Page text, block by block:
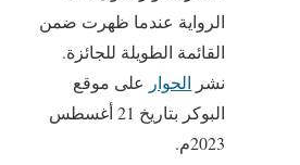
الرواية عندما ظهرت ضمن
القائمة الطويلة للجائزة.
نشر الحوار على موقع
البوكر بتاريخ 21 أغسطس
2023م.